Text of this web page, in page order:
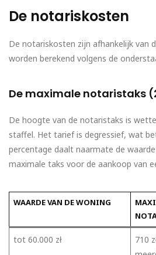
De notariskosten
De notariskosten zijn afhankelijk van
worden berekend volgens de
De maximale notaristaks
De hoogte van de notaristaks is
staffel. Het tarief is degressief, wat
percentage daalt naarmate de
maximale taks voor de aankoop van
WAARDE VAN DE WONING
tot 60.000 zł
710